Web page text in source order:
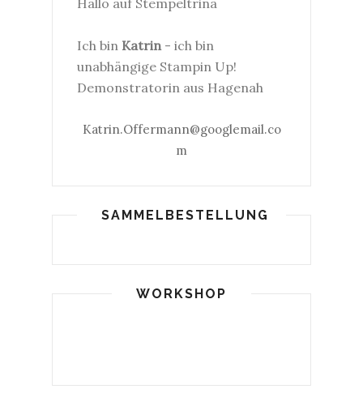
Hallo auf Stempeltrina
Ich bin Katrin- ich bin
unabhängige Stampin Up!
Demonstratorin aus Hagenah
Katrin.Offermann@googlemail.co
m
SAMMELBESTELLUNG
WORKSHOP